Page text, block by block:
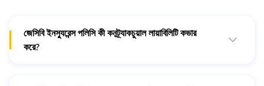
জেসিবি ইনস্যুরেন্স পলিসি কী কনট্র্যাকচুয়াল লায়াবিলিটি কভার
করে?